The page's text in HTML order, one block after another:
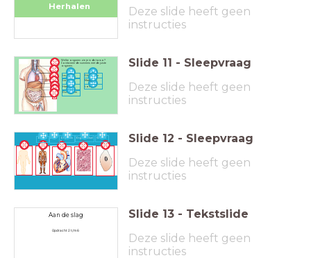
Herhalen
Deze slide heeft geen
instructies
Welke organen zie je in de torso?
Combineer de nummers met de juiste
organen.
Lever
Dunne darm
Luchtpijp
Hart Long
Dikke darm
Maag
Slide 11 - Sleepvraag
Deze slide heeft geen
instructies
Orgaan Weefsel
Orgaanstelsel
Organism
e
Cel Slide 12 - Sleepvraag
Deze slide heeft geen
instructies
Aan de slag
Opdracht 2 t/m 6
Slide 13 - Tekstslide
Deze slide heeft geen
instructies